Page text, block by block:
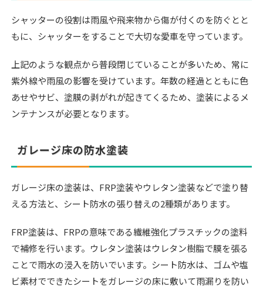
シャッターの役割は雨風や飛来物から傷が付くのを防ぐとと
もに、シャッターをすることで大切な愛車を守っています。
上記のような観点から普段閉じていることが多いため、常に
紫外線や雨風の影響を受けています。年数の経過とともに色
あせやサビ、塗膜の剥がれが起きてくるため、塗装によるメ
ンテナンスが必要となります。
ガレージ床の防水塗装
ガレージ床の塗装は、FRP塗装やウレタン塗装などで塗り替
える方法と、シート防水の張り替えの2種類があります。
FRP塗装は、FRPの意味である繊維強化プラスチックの塗料
で補修を行います。ウレタン塗装はウレタン樹脂で膜を張る
ことで雨水の浸入を防いでいます。シート防水は、ゴムや塩
ビ素材でできたシートをガレージの床に敷いて雨漏りを防い